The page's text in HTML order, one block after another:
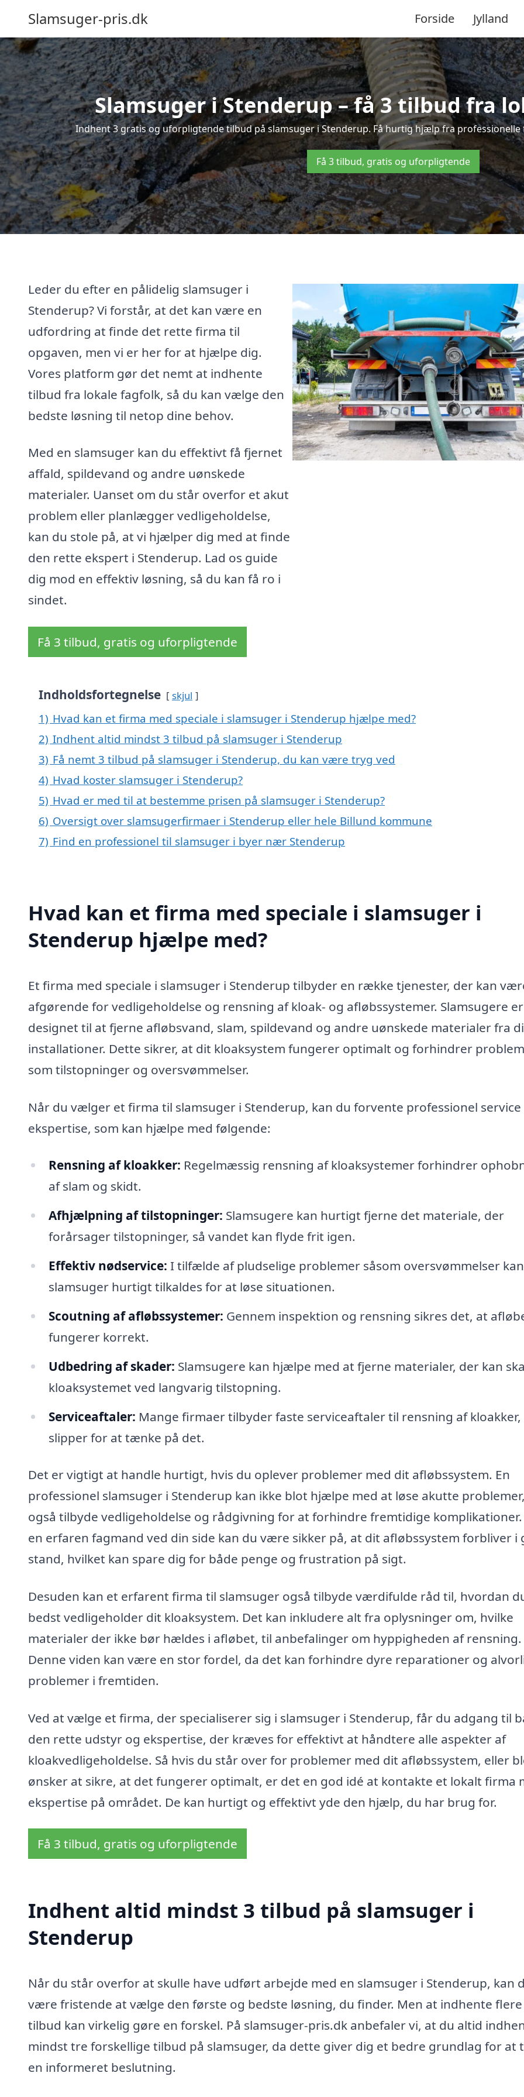
Slamsuger-pris.dk Forside Jylland
Slamsuger i Stenderup – få 3 tilbud fra
Indhent 3 gratis og uforpligtende tilbud på slamsuger i Stenderup. Få hurtig hjælp fra
Få 3 tilbud, gratis og uforpligtende
Leder du efter en pålidelig slamsuger i
Stenderup? Vi forstår, at det kan være en
udfordring at finde det rette firma til
opgaven, men vi er her for at hjælpe dig.
Vores platform gør det nemt at indhente
tilbud fra lokale fagfolk, så du kan vælge den
bedste løsning til netop dine behov.
Med en slamsuger kan du effektivt få fjernet
affald, spildevand og andre uønskede
materialer. Uanset om du står overfor et akut
problem eller planlægger vedligeholdelse,
kan du stole på, at vi hjælper dig med at finde
den rette ekspert i Stenderup. Lad os guide
dig mod en effektiv løsning, så du kan få ro i
sindet.
Få 3 tilbud, gratis og uforpligtende
Indholdsfortegnelse skjul
1) Hvad kan et firma med speciale i slamsuger i Stenderup hjælpe med?
2) Indhent altid mindst 3 tilbud på slamsuger i Stenderup
3) Få nemt 3 tilbud på slamsuger i Stenderup, du kan være tryg ved
4) Hvad koster slamsuger i Stenderup?
5) Hvad er med til at bestemme prisen på slamsuger i Stenderup?
6) Oversigt over slamsugerfirmaer i Stenderup eller hele Billund kommune
7) Find en professionel til slamsuger i byer nær Stenderup
Hvad kan et firma med speciale i slamsuger i
Stenderup hjælpe med?
Et firma med speciale i slamsuger i Stenderup tilbyder en række tjenester, der kan
afgørende for vedligeholdelse og rensning af kloak- og afløbssystemer. Slamsugere er
designet til at fjerne afløbsvand, slam, spildevand og andre uønskede materialer fra
installationer. Dette sikrer, at dit kloaksystem fungerer optimalt og forhindrer
som tilstopninger og oversvømmelser.
Når du vælger et firma til slamsuger i Stenderup, kan du forvente professionel service
ekspertise, som kan hjælpe med følgende:
Rensning af kloakker: Regelmæssig rensning af kloaksystemer forhindrer
af slam og skidt.
Afhjælpning af tilstopninger: Slamsugere kan hurtigt fjerne det materiale, der
forårsager tilstopninger, så vandet kan flyde frit igen.
Effektiv nødservice: I tilfælde af pludselige problemer såsom oversvømmelser
slamsuger hurtigt tilkaldes for at løse situationen.
Scoutning af afløbssystemer: Gennem inspektion og rensning sikres det, at
fungerer korrekt.
Udbedring af skader: Slamsugere kan hjælpe med at fjerne materialer, der kan
kloaksystemet ved langvarig tilstopning.
Serviceaftaler: Mange firmaer tilbyder faste serviceaftaler til rensning af kloakker,
slipper for at tænke på det.
Det er vigtigt at handle hurtigt, hvis du oplever problemer med dit afløbssystem. En
professionel slamsuger i Stenderup kan ikke blot hjælpe med at løse akutte
også tilbyde vedligeholdelse og rådgivning for at forhindre fremtidige komplikationer.
en erfaren fagmand ved din side kan du være sikker på, at dit afløbssystem forbliver i
stand, hvilket kan spare dig for både penge og frustration på sigt.
Desuden kan et erfarent firma til slamsuger også tilbyde værdifulde råd til, hvordan
bedst vedligeholder dit kloaksystem. Det kan inkludere alt fra oplysninger om, hvilke
materialer der ikke bør hældes i afløbet, til anbefalinger om hyppigheden af rensning.
Denne viden kan være en stor fordel, da det kan forhindre dyre reparationer og
problemer i fremtiden.
Ved at vælge et firma, der specialiserer sig i slamsuger i Stenderup, får du adgang til
den rette udstyr og ekspertise, der kræves for effektivt at håndtere alle aspekter af
kloakvedligeholdelse. Så hvis du står over for problemer med dit afløbssystem, eller
ønsker at sikre, at det fungerer optimalt, er det en god idé at kontakte et lokalt firma
ekspertise på området. De kan hurtigt og effektivt yde den hjælp, du har brug for.
Få 3 tilbud, gratis og uforpligtende
Indhent altid mindst 3 tilbud på slamsuger i
Stenderup
Når du står overfor at skulle have udført arbejde med en slamsuger i Stenderup, kan
være fristende at vælge den første og bedste løsning, du finder. Men at indhente flere
tilbud kan virkelig gøre en forskel. På slamsuger-pris.dk anbefaler vi, at du altid
mindst tre forskellige tilbud på slamsuger, da dette giver dig et bedre grundlag for at
en informeret beslutning.